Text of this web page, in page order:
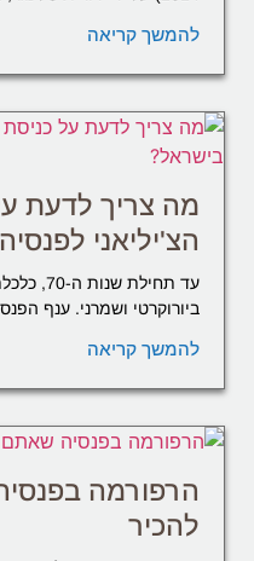
להמשך קריאה
מה צריך לדעת
הצ'יליאני
עד
ביורוקרטי ושמרני. ענף
להמשך קריאה
הרפורמה
להכיר